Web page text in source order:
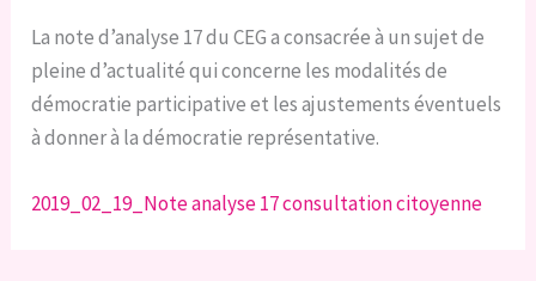
La note d’analyse 17 du CEG a consacrée à un sujet de
pleine d’actualité qui concerne les modalités de
démocratie participative et les ajustements éventuels
à donner à la démocratie représentative.
2019_02_19_Note analyse 17 consultation citoyenne